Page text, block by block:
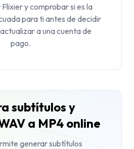
y comprobar si es la
para ti antes de decidir
a una cuenta de
pago.
subtítulos y
a MP4 online
generar subtítulos